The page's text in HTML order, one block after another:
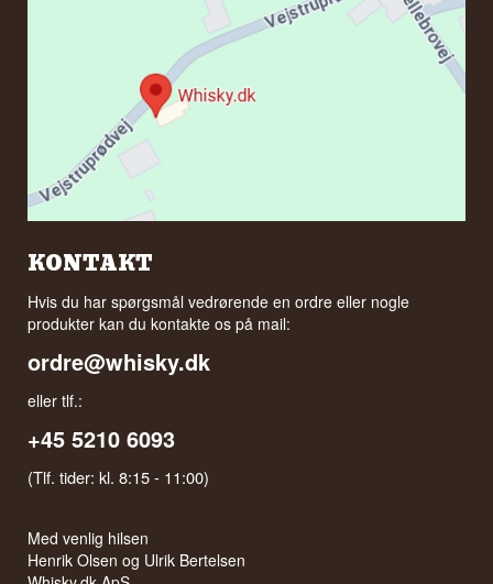
KONTAKT
Hvis du har spørgsmål vedrørende en ordre eller nogle
produkter kan du kontakte os på mail:
ordre@whisky.dk
eller tlf.:
+45 5210 6093
(Tlf. tider: kl. 8:15 - 11:00)
Med venlig hilsen
Henrik Olsen og Ulrik Bertelsen